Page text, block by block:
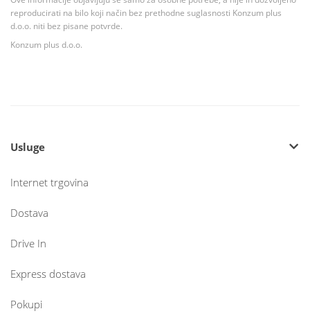
reproducirati na bilo koji način bez prethodne suglasnosti Konzum plus
d.o.o. niti bez pisane potvrde.
Konzum plus d.o.o.
Usluge
Internet trgovina
Dostava
Drive In
Express dostava
Pokupi